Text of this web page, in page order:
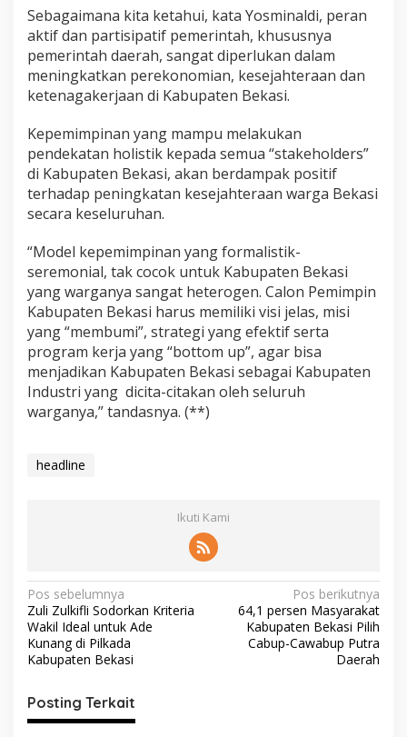
Sebagaimana kita ketahui, kata Yosminaldi, peran
aktif dan partisipatif pemerintah, khususnya
pemerintah daerah, sangat diperlukan dalam
meningkatkan perekonomian, kesejahteraan dan
ketenagakerjaan di Kabupaten Bekasi.
Kepemimpinan yang mampu melakukan
pendekatan holistik kepada semua “stakeholders”
di Kabupaten Bekasi, akan berdampak positif
terhadap peningkatan kesejahteraan warga Bekasi
secara keseluruhan.
“Model kepemimpinan yang formalistik-
seremonial, tak cocok untuk Kabupaten Bekasi
yang warganya sangat heterogen. Calon Pemimpin
Kabupaten Bekasi harus memiliki visi jelas, misi
yang “membumi”, strategi yang efektif serta
program kerja yang “bottom up”, agar bisa
menjadikan Kabupaten Bekasi sebagai Kabupaten
Industri yang dicita-citakan oleh seluruh
warganya,” tandasnya. (**)
headline
Ikuti Kami
Pos sebelumnya
Zuli Zulkifli Sodorkan Kriteria
Wakil Ideal untuk Ade
Kunang di Pilkada
Kabupaten Bekasi
Pos berikutnya
64,1 persen Masyarakat
Kabupaten Bekasi Pilih
Cabup-Cawabup Putra
Daerah
Posting Terkait